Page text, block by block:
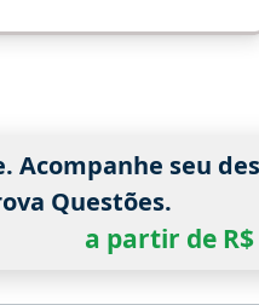
Acompanhe seu
Questões.
a partir de